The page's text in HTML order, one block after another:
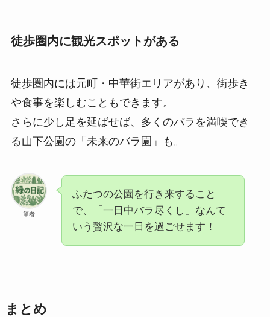
徒歩圏内に観光スポットがある
徒歩圏内には元町・中華街エリアがあり、街歩き
や食事を楽しむこともできます。
さらに少し足を延ばせば、多くのバラを満喫でき
る山下公園の「未来のバラ園」も。
筆者
ふたつの公園を行き来すること
で、「一日中バラ尽くし」なんて
いう贅沢な一日を過ごせます！
まとめ